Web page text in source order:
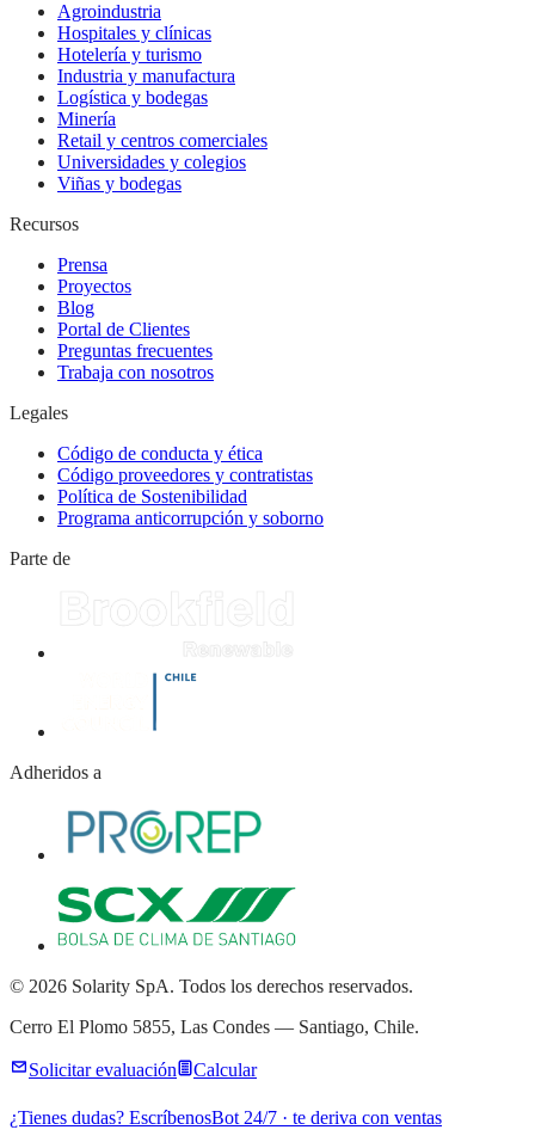
Agroindustria
Hospitales y clínicas
Hotelería y turismo
Industria y manufactura
Logística y bodegas
Minería
Retail y centros comerciales
Universidades y colegios
Viñas y bodegas
Recursos
Prensa
Proyectos
Blog
Portal de Clientes
Preguntas frecuentes
Trabaja con nosotros
Legales
Código de conducta y ética
Código proveedores y contratistas
Política de Sostenibilidad
Programa anticorrupción y soborno
Parte de
Adheridos a
© 2026 Solarity SpA. Todos los derechos reservados.
Cerro El Plomo 5855, Las Condes — Santiago, Chile.
Solicitar evaluación Calcular
¿Tienes dudas? EscríbenosBot 24/7 · te deriva con ventas